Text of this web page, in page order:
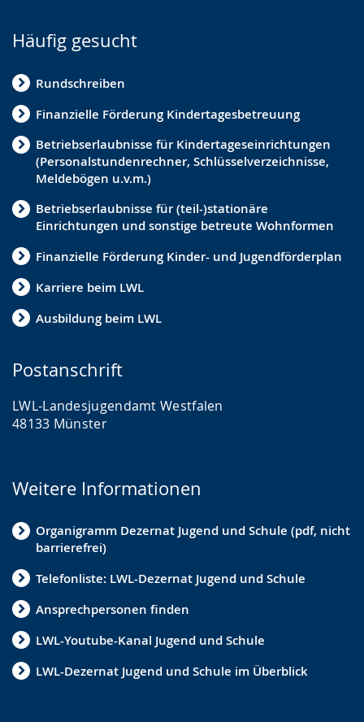
Häufig gesucht
Rundschreiben
Finanzielle Förderung Kindertagesbetreuung
Betriebserlaubnisse für Kindertageseinrichtungen
(Personalstundenrechner, Schlüsselverzeichnisse,
Meldebögen u.v.m.)
Betriebserlaubnisse für (teil-)stationäre
Einrichtungen und sonstige betreute Wohnformen
Finanzielle Förderung Kinder- und Jugendförderplan
Karriere beim LWL
Ausbildung beim LWL
Postanschrift
LWL-Landesjugendamt Westfalen
48133 Münster
Weitere Informationen
Organigramm Dezernat Jugend und Schule (pdf, nicht
barrierefrei)
Telefonliste: LWL-Dezernat Jugend und Schule
Ansprechpersonen finden
LWL-Youtube-Kanal Jugend und Schule
LWL-Dezernat Jugend und Schule im Überblick